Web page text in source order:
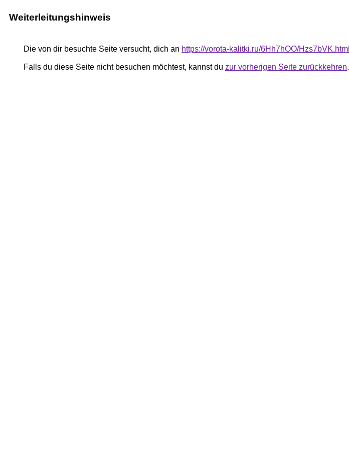
Weiterleitungshinweis
Die von dir besuchte Seite versucht, dich an https://vorota-kalitki.ru/6Hh7hOO/Hzs7bVK.html
Falls du diese Seite nicht besuchen möchtest, kannst du zur vorherigen Seite zurückkehren.